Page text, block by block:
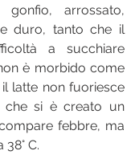
arrossato,
duro, tanto che il
a succhiare
è morbido come
latte non fuoriesce
che si è creato un
febbre, ma
C.